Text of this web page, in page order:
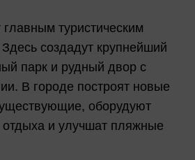
туристическим
создадут крупнейший
парк и рудный двор с
В городе построят новые
оборудуют
отдыха и улучшат пляжные